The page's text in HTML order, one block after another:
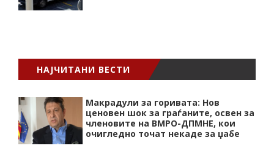
НАЈЧИТАНИ ВЕСТИ
Макрадули за горивата: Нов
ценовен шок за граѓаните, освен за
членовите на ВМРО-ДПМНЕ, кои
очигледно точат некаде за џабе